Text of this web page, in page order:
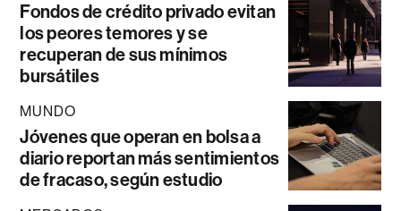
Fondos de crédito privado evitan
los peores temores y se
recuperan de sus mínimos
bursátiles
MUNDO
Jóvenes que operan en bolsa a
diario reportan más sentimientos
de fracaso, según estudio